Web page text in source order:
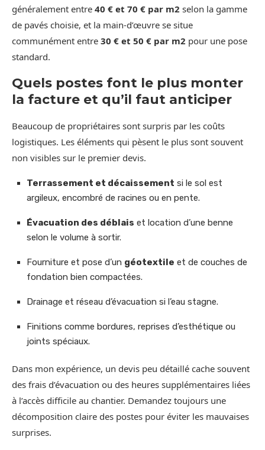
généralement entre 40 € et 70 € par m2 selon la gamme
de pavés choisie, et la main-d’œuvre se situe
communément entre 30 € et 50 € par m2 pour une pose
standard.
Quels postes font le plus monter
la facture et qu’il faut anticiper
Beaucoup de propriétaires sont surpris par les coûts
logistiques. Les éléments qui pèsent le plus sont souvent
non visibles sur le premier devis.
Terrassement et décaissement si le sol est
argileux, encombré de racines ou en pente.
Évacuation des déblais et location d’une benne
selon le volume à sortir.
Fourniture et pose d’un géotextile et de couches de
fondation bien compactées.
Drainage et réseau d’évacuation si l’eau stagne.
Finitions comme bordures, reprises d’esthétique ou
joints spéciaux.
Dans mon expérience, un devis peu détaillé cache souvent
des frais d’évacuation ou des heures supplémentaires liées
à l’accès difficile au chantier. Demandez toujours une
décomposition claire des postes pour éviter les mauvaises
surprises.